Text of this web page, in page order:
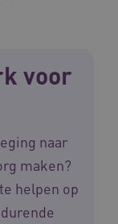
voor
naar
maken?
helpen op
Corporation